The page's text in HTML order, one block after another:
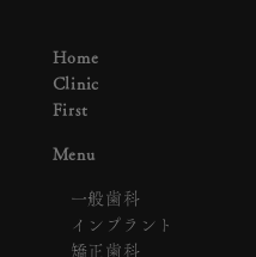
Home
Clinic
First
Menu
一般歯科
インプラント
矯正歯科